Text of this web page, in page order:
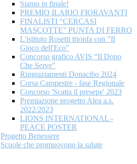
Siamo in finale!
PREMIO ILARIO FIORAVANTI
FINALISTI “CERCASI
MASCOTTE” PUNTA DI FERRO
L'istituto Rosetti trionfa con "Il
Gioco dell'Eco"
Concorso grafico AVIS “Il Dono
Che Serve"
Ringraziamenti Donacibo 2024
Corsa Campestre - fase Regionale
Concorso 'Scatta il presepe' 2023
Premiazione progetto Alea a.s.
2022/2023
LIONS INTERNATIONAL -
PEACE POSTER
Progetto Benessere
Scuole che promuovono la salute